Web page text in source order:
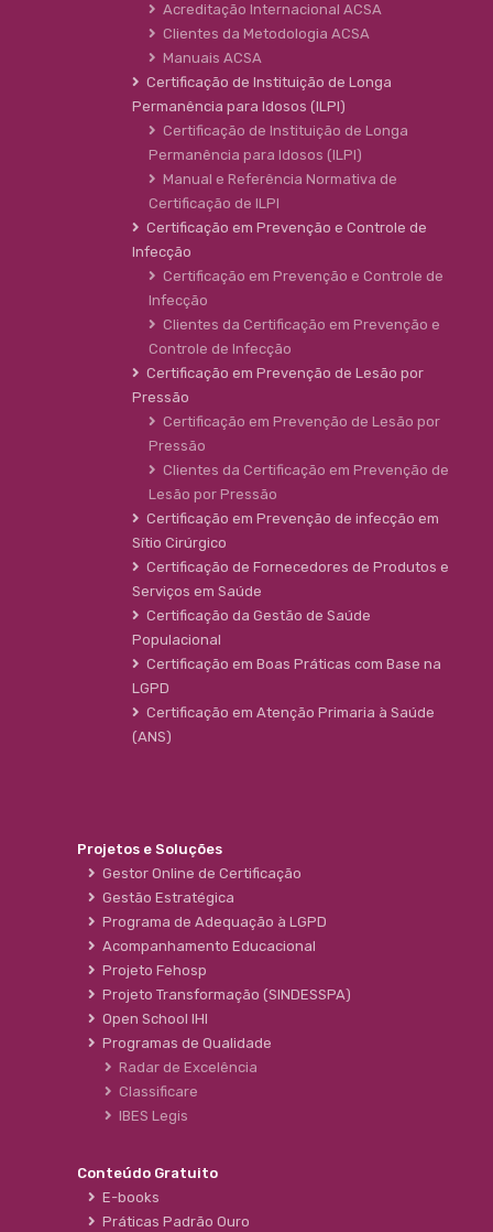
Acreditação Internacional ACSA
Clientes da Metodologia ACSA
Manuais ACSA
Certificação de Instituição de Longa
Permanência para Idosos (ILPI)
Certificação de Instituição de Longa
Permanência para Idosos (ILPI)
Manual e Referência Normativa de
Certificação de ILPI
Certificação em Prevenção e Controle de
Infecção
Certificação em Prevenção e Controle de
Infecção
Clientes da Certificação em Prevenção e
Controle de Infecção
Certificação em Prevenção de Lesão por
Pressão
Certificação em Prevenção de Lesão por
Pressão
Clientes da Certificação em Prevenção de
Lesão por Pressão
Certificação em Prevenção de infecção em
Sítio Cirúrgico
Certificação de Fornecedores de Produtos e
Serviços em Saúde
Certificação da Gestão de Saúde
Populacional
Certificação em Boas Práticas com Base na
LGPD
Certificação em Atenção Primaria à Saúde
(ANS)
Projetos e Soluções
Gestor Online de Certificação
Gestão Estratégica
Programa de Adequação à LGPD
Acompanhamento Educacional
Projeto Fehosp
Projeto Transformação (SINDESSPA)
Open School IHI
Programas de Qualidade
Radar de Excelência
Classificare
IBES Legis
Conteúdo Gratuito
E-books
Práticas Padrão Ouro